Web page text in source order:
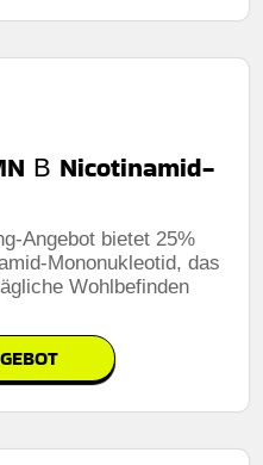
Β Nicotinamid-
Angebot bietet 25%
Mononukleotid, das
Wohlbefinden